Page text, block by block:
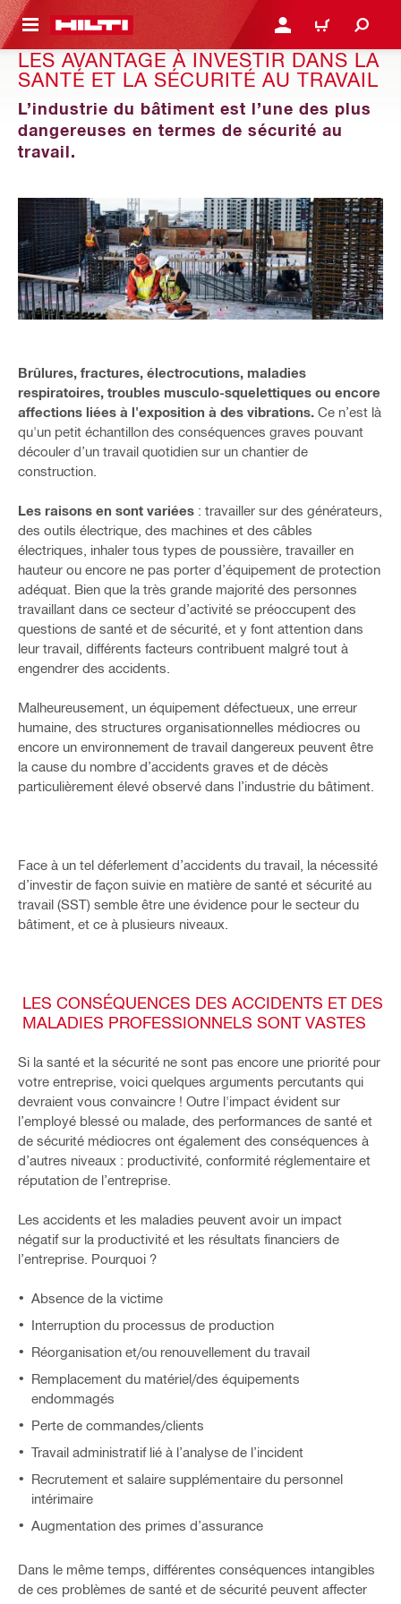
CONTENT CONNEXION OU
PANIER
LES AVANTAGE À INVESTIR DANS LA
SANTÉ ET LA SÉCURITÉ AU TRAVAIL
L’industrie du bâtiment est l’une des plus
dangereuses en termes de sécurité au
travail.
Brûlures, fractures, électrocutions, maladies
respiratoires, troubles musculo-squelettiques ou encore
affections liées à l'exposition à des vibrations. Ce n’est là
qu'un petit échantillon des conséquences graves pouvant
découler d’un travail quotidien sur un chantier de
construction.
Les raisons en sont variées : travailler sur des générateurs,
des outils électrique, des machines et des câbles
électriques, inhaler tous types de poussière, travailler en
hauteur ou encore ne pas porter d’équipement de protection
adéquat. Bien que la très grande majorité des personnes
travaillant dans ce secteur d’activité se préoccupent des
questions de santé et de sécurité, et y font attention dans
leur travail, différents facteurs contribuent malgré tout à
engendrer des accidents.
Malheureusement, un équipement défectueux, une erreur
humaine, des structures organisationnelles médiocres ou
encore un environnement de travail dangereux peuvent être
la cause du nombre d’accidents graves et de décès
particulièrement élevé observé dans l’industrie du bâtiment.
Face à un tel déferlement d’accidents du travail, la nécessité
d’investir de façon suivie en matière de santé et sécurité au
travail (SST) semble être une évidence pour le secteur du
bâtiment, et ce à plusieurs niveaux.
LES CONSÉQUENCES DES ACCIDENTS ET DES
MALADIES PROFESSIONNELS SONT VASTES
Si la santé et la sécurité ne sont pas encore une priorité pour
votre entreprise, voici quelques arguments percutants qui
devraient vous convaincre ! Outre l'impact évident sur
l’employé blessé ou malade, des performances de santé et
de sécurité médiocres ont également des conséquences à
d’autres niveaux : productivité, conformité réglementaire et
réputation de l’entreprise.
Les accidents et les maladies peuvent avoir un impact
négatif sur la productivité et les résultats financiers de
l’entreprise. Pourquoi ?
Absence de la victime
Interruption du processus de production
Réorganisation et/ou renouvellement du travail
Remplacement du matériel/des équipements
endommagés
Perte de commandes/clients
Travail administratif lié à l’analyse de l’incident
Recrutement et salaire supplémentaire du personnel
intérimaire
Augmentation des primes d’assurance
Dans le même temps, différentes conséquences intangibles
de ces problèmes de santé et de sécurité peuvent affecter